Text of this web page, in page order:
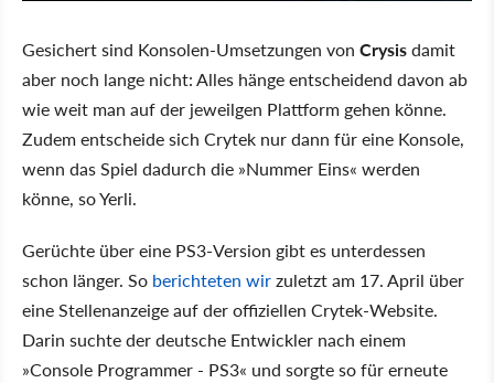
Gesichert sind Konsolen-Umsetzungen von Crysisdamit
aber noch lange nicht: Alles hänge entscheidend davon ab
wie weit man auf der jeweilgen Plattform gehen könne.
Zudem entscheide sich Crytek nur dann für eine Konsole,
wenn das Spiel dadurch die »Nummer Eins« werden
könne, so Yerli.
Gerüchte über eine PS3-Version gibt es unterdessen
schon länger. So berichteten wirzuletzt am 17. April über
eine Stellenanzeige auf der offiziellen Crytek-Website.
Darin suchte der deutsche Entwickler nach einem
»Console Programmer - PS3« und sorgte so für erneute